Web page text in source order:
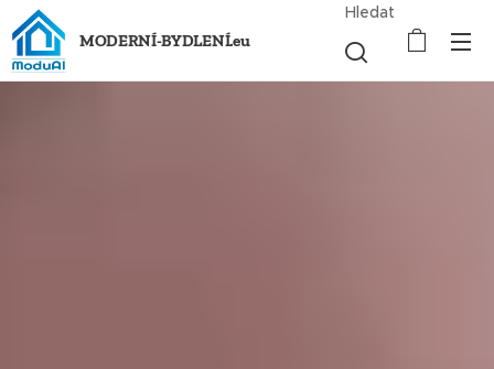
MODERNÍ-BYDLENÍ.eu
Hledat